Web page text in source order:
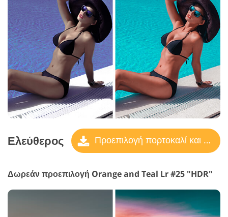
Ελεύθερος Προεπιλογή πορτοκαλί και γαλαζοπράσινο
Δωρεάν προεπιλογή Orange and Teal Lr #25 "HDR"